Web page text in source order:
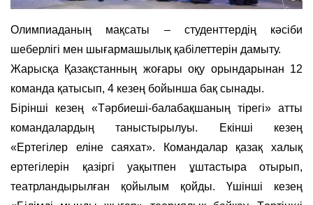
Олимпиаданың мақсаты – студенттердің кәсіби
шеберлігі мен шығармашылық қабілеттерін дамыту.
Жарысқа Қазақстанның жоғары оқу орындарынан 12
команда қатысып, 4 кезең бойынша бақ сынады.
Бірінші кезең «Тәрбиеші-балабақшаның тірегі» атты
командалардың таныстырылуы. Екінші кезең
«Ертегілер еліне саяхат». Командалар қазақ халық
ертегілерін қазіргі уақытпен ұштастыра отырып,
театрландырылған қойылым қойды. Үшінші кезең